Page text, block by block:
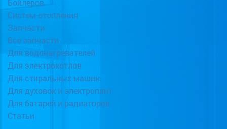
Бойлеров
Систем отопления
Запчасти
Все запчасти
Для водонагревателей
Для электрокотлов
Для стиральных машин
Для духовок и электроплит
Для батарей и радиаторов
Статьи